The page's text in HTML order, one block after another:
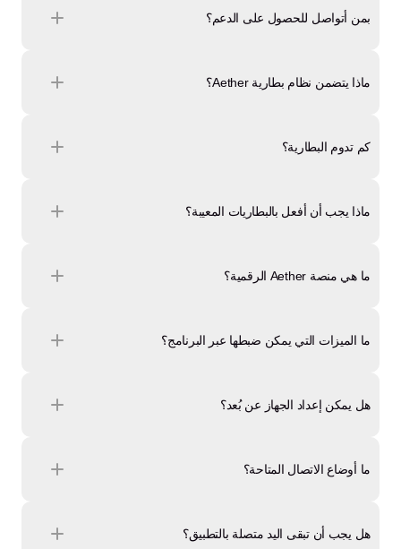
بمن أتواصل للحصول على الدعم؟
ماذا يتضمن نظام بطارية Aether؟
كم تدوم البطارية؟
ماذا يجب أن أفعل بالبطاريات المعيبة؟
ما هي منصة Aether الرقمية؟
ما الميزات التي يمكن ضبطها عبر البرنامج؟
هل يمكن إعداد الجهاز عن بُعد؟
ما أوضاع الاتصال المتاحة؟
هل يجب أن تبقى اليد متصلة بالتطبيق؟